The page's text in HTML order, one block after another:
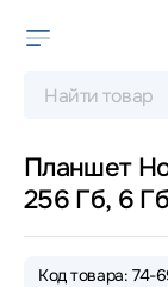
Планшет
256 Гб, 6 Гб
Код товара: 74-